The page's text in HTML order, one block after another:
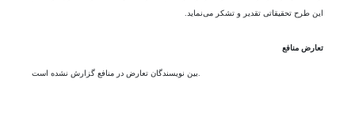
این طرح تحقیقاتی تقدیر و تشکر می‌نماید.
تعارض منافع